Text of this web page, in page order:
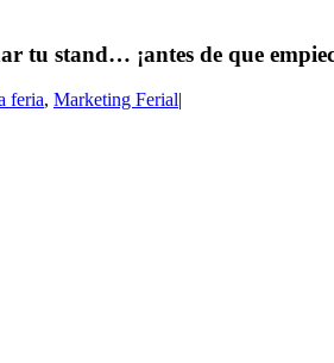
tu stand… ¡antes de que
feria, Marketing Ferial|